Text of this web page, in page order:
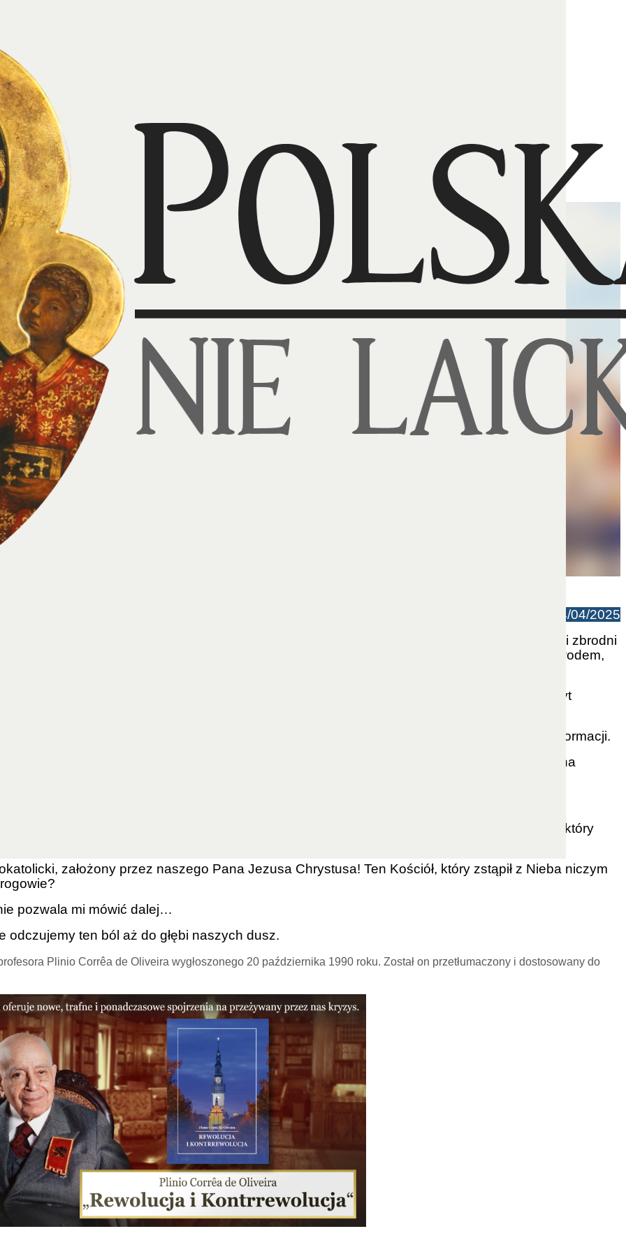
świadkami ponownego ukrzyżowania?
Plinio Corrêa de Oliveira | 14/04/2025
że jesteśmy świadkami ukrzyżowania Świętego Kościoła Katolickiego. Jesteśmy świadkami zbrodni
Mistycznym Ciałem Chrystusa. Zabijanie Kościoła jest jak zabijanie Chrystusa. Jedynym powodem,
Męki — gdy idzie ociekając krwią, chwiejąc się pod ciężarem Krzyża, gdy idzie na szczyt
Reprezentuje dwa tysiące lat chwały i męczeństwa! Dziś ukazuje się nam u szczytu swej deformacji.
Dzisiaj widzimy go pozbawionego piękna i zniekształconego. Stracił wszystko. Można
Kościół, który wziął na siebie nasze grzechy i cierpiał za nas!
Kościoła Rzymskokatolickiego.
od chwili, gdy się budzimy, aż do momentu, gdy kładziemy się spać. Powinien to być ból, który
założony przez naszego Pana Jezusa Chrystusa! Ten Kościół, który zstąpił z Nieba niczym
pozwala mi mówić dalej…
odczujemy ten ból aż do głębi naszych dusz.
Plinio Corrêa de Oliveira wygłoszonego 20 października 1990 roku. Został on przetłumaczony i dostosowany do